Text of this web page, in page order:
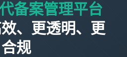
备案管理平台
、更透明、更
合规